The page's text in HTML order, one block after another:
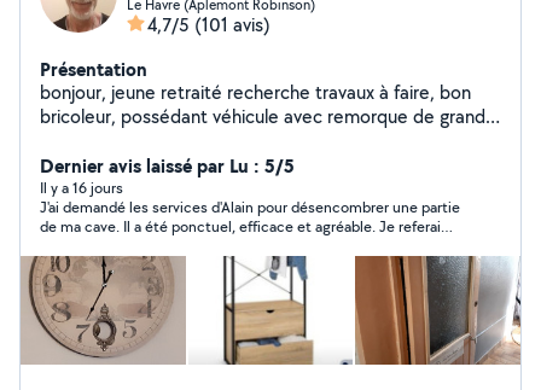
Le Havre (Aplemont Robinson)
4,7/5 (101 avis)
Présentation
bonjour, jeune retraité recherche travaux à faire, bon
bricoleur, possédant véhicule avec remorque de grande
Dernier avis laissé par Lu : 5/5
Il y a 16 jours
J'ai demandé les services d'Alain pour désencombrer une partie
de ma cave. Il a été ponctuel, efficace et agréable. Je referai